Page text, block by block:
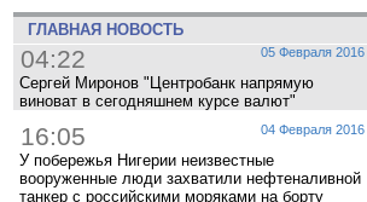
ГЛАВНАЯ НОВОСТЬ
05 Февраля 2016
04:22
Сергей Миронов "Центробанк напрямую
виноват в сегодняшнем курсе валют"
04 Февраля 2016
16:05
У побережья Нигерии неизвестные
вооруженные люди захватили нефтеналивной
танкер с российскими моряками на борту